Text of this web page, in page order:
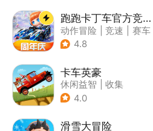
跑跑卡丁车官方竞速版
动作冒险 竞速
赛车
| 跑跑卡丁车
4.8
卡车英豪
休闲益智
收集
4.0
滑雪大冒险